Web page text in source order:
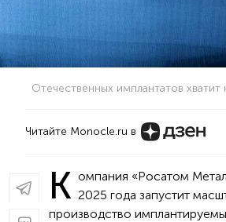
Отечественных имплантатов хватит
Читайте Monocle.ru в
К омпания «Росатом
2025 года запустит
производство